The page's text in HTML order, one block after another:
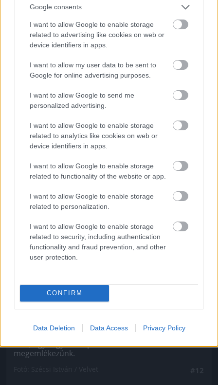
Google consents
I want to allow Google to enable storage
related to advertising like cookies on web or
device identifiers in apps.
I want to allow my user data to be sent to
Google for online advertising purposes.
I want to allow Google to send me
personalized advertising.
I want to allow Google to enable storage
related to analytics like cookies on web or
device identifiers in apps.
I want to allow Google to enable storage
related to functionality of the website or app.
I want to allow Google to enable storage
related to personalization.
I want to allow Google to enable storage
related to security, including authentication
functionality and fraud prevention, and other
user protection.
CONFIRM
Data Deletion Data Access Privacy Policy
De jelölték díjakra az Ex Machina c. film miatt is, és
Angelina Jolie után ő lett Lara Croft - nyilván
nemcsak azért, mert tehetséges, hanem azért is,
Fassbender felesége.
Fotó: Larry Busacca / Getty Images Hungary
Jön még kép!
Ahogy minden ex Való Világ-szereplőről, úgy VV
Gigiről se hallott még soha senki, még véletlenül
sem, úgyhogy most pár szóban róla is
megemlékezünk.